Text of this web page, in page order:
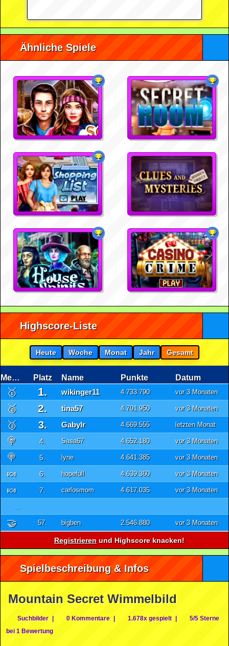
Ähnliche Spiele
Highscore-Liste
Heute Woche Monat Jahr Gesamt
Medaille Platz Name Punkte Datum
🥇 1. wikinger11 4.733.790 vor 3 Monaten
🥈 2. tina57 4.701.950 vor 3 Monaten
🥉 3. GabyIr 4.669.555 letzten Monat
🍭 4. Sasa67 4.652.180 vor 3 Monaten
🍭 5. lyne 4.641.385 vor 3 Monaten
🍬 6. hopefull 4.639.360 vor 3 Monaten
🍬 7. carlosmom 4.617.035 vor 3 Monaten
...
🤝 57. bigben 2.546.880 vor 3 Monaten
Registrieren und Highscore knacken!
Spielbeschreibung & Infos
Mountain Secret Wimmelbild
Suchbilder | 0 Kommentare | 1.678x gespielt |
5/5 Sterne
bei 1 Bewertung